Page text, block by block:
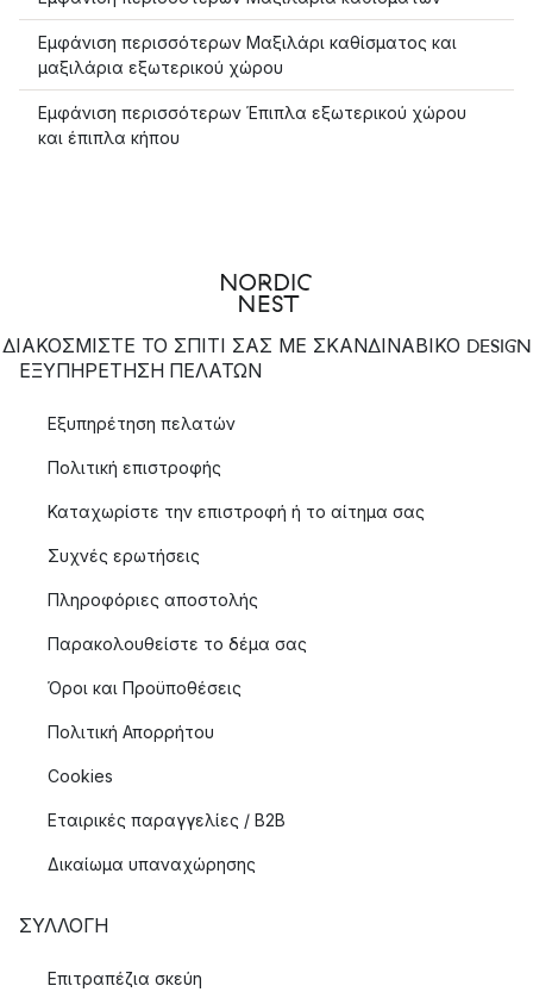
Εμφάνιση περισσότερων Μαξιλάρι καθίσματος και
μαξιλάρια εξωτερικού χώρου
Εμφάνιση περισσότερων Έπιπλα εξωτερικού χώρου
και έπιπλα κήπου
ΔΙΑΚΟΣΜΙΣΤΕ ΤΟ ΣΠΙΤΙ ΣΑΣ ΜΕ ΣΚΑΝΔΙΝΑΒΙΚΟ DESIGN
ΕΞΥΠΗΡΈΤΗΣΗ ΠΕΛΑΤΏΝ
Εξυπηρέτηση πελατών
Πολιτική επιστροφής
Καταχωρίστε την επιστροφή ή το αίτημα σας
Συχνές ερωτήσεις
Πληροφόριες αποστολής
Παρακολουθείστε το δέμα σας
Όροι και Προϋποθέσεις
Πολιτική Απορρήτου
Cookies
Εταιρικές παραγγελίες / B2B
Δικαίωμα υπαναχώρησης
ΣΥΛΛΟΓΉ
Επιτραπέζια σκεύη